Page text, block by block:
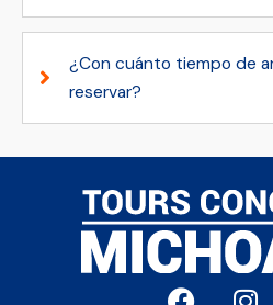
¿Con cuánto tiempo de
reservar?
F I